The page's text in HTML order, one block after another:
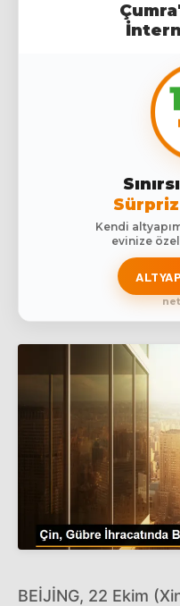
Kendi
evinize
BEİJİNG, 22 Ekim